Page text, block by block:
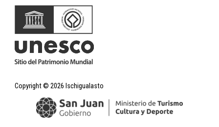
Copyright © 2026 Ischigualasto